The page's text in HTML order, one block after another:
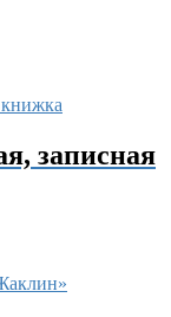
записная